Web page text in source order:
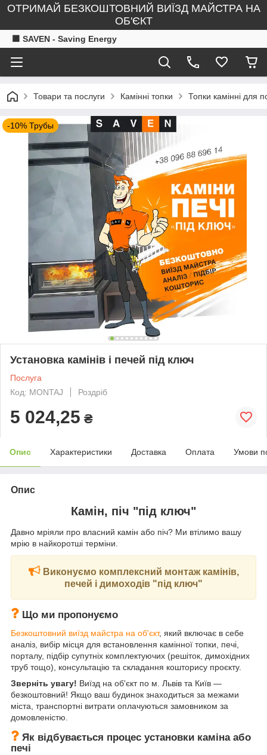
ОТРИМАЙ БЕЗКОШТОВНИЙ ВИЇЗД МАЙСТРА НА
ОБ'ЄКТ
🟧 SAVEN - Saving Energy
Товари та послуги Камінні топки Топки камінні для
-10% Трубы
Установка камінів і печей під ключ
Послуга
Код: MONTAJ
Роздріб
5 024,25 ₴
Опис Характеристики Доставка Оплата Умови
Опис
Камін, піч "під ключ"
Давно мріяли про власний камін або піч? Ми втілимо вашу
мрію в найкоротші терміни.
Виконуємо комплексний монтаж камінів,
печей і димоходів "під ключ"
Що ми пропонуємо
Безкоштовний виїзд майстра на об'єкт, який включає в себе
аналіз, вибір місця для встановлення камінної топки, печі,
порталу, підбір супутніх комплектуючих (решіток, димохідних
труб тощо), консультацію та складання кошторису проєкту.
Зверніть увагу! Виїзд на об'єкт по м. Львів та Київ —
безкоштовний! Якщо ваш будинок знаходиться за межами
міста, транспортні витрати оплачуються замовником за
домовленістю.
Як відбувається процес установки каміна або
печі